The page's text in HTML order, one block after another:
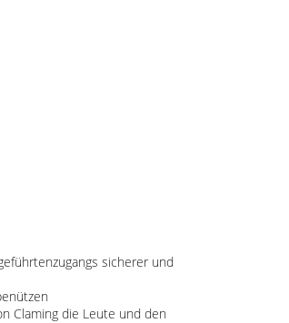
sicherer und
Claming die Leute und den